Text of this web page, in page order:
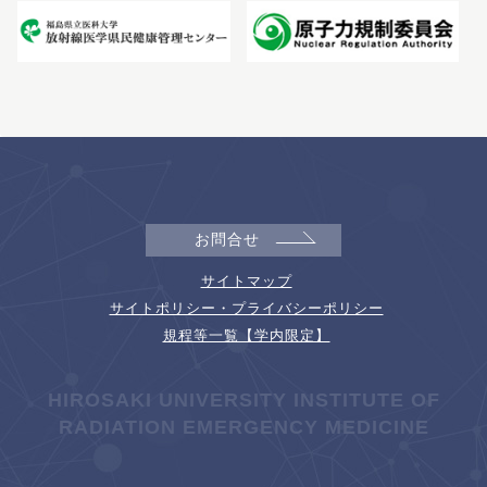
お問合せ
サイトマップ
サイトポリシー・プライバシーポリシー
規程等一覧【学内限定】
HIROSAKI UNIVERSITY INSTITUTE OF
RADIATION EMERGENCY MEDICINE